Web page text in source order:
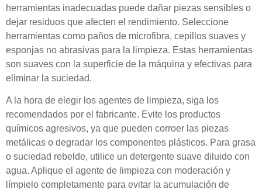
herramientas inadecuadas puede dañar piezas sensibles o
dejar residuos que afecten el rendimiento. Seleccione
herramientas como paños de microfibra, cepillos suaves y
esponjas no abrasivas para la limpieza. Estas herramientas
son suaves con la superficie de la máquina y efectivas para
eliminar la suciedad.
A la hora de elegir los agentes de limpieza, siga los
recomendados por el fabricante. Evite los productos
químicos agresivos, ya que pueden corroer las piezas
metálicas o degradar los componentes plásticos. Para grasa
o suciedad rebelde, utilice un detergente suave diluido con
agua. Aplique el agente de limpieza con moderación y
límpielo completamente para evitar la acumulación de